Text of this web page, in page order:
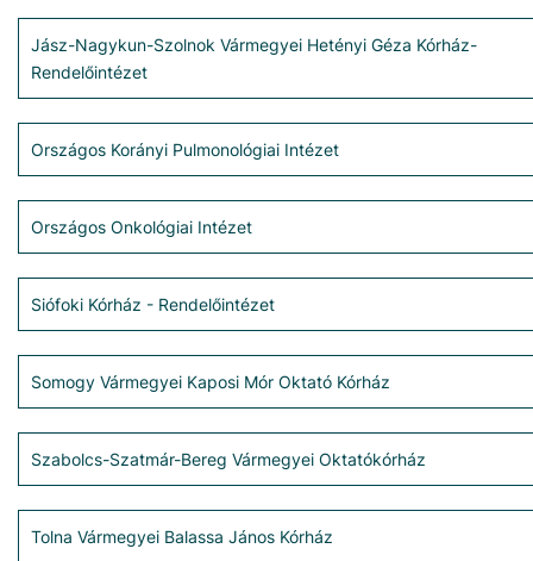
Jász-Nagykun-Szolnok Vármegyei Hetényi Géza Kórház-
Rendelőintézet
Országos Korányi Pulmonológiai Intézet
Országos Onkológiai Intézet
Siófoki Kórház - Rendelőintézet
Somogy Vármegyei Kaposi Mór Oktató Kórház
Szabolcs-Szatmár-Bereg Vármegyei Oktatókórház
Tolna Vármegyei Balassa János Kórház